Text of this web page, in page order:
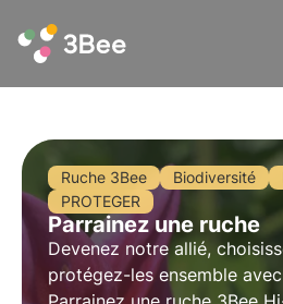
Ruche 3Bee Biodiversité
PROTEGER
Parrainez une ruche
Devenez notre allié,
protégez-les ensemble